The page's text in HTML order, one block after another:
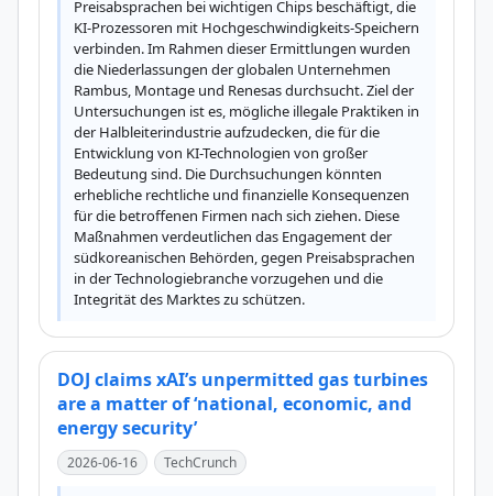
Preisabsprachen bei wichtigen Chips beschäftigt, die
KI-Prozessoren mit Hochgeschwindigkeits-Speichern
verbinden. Im Rahmen dieser Ermittlungen wurden
die Niederlassungen der globalen Unternehmen
Rambus, Montage und Renesas durchsucht. Ziel der
Untersuchungen ist es, mögliche illegale Praktiken in
der Halbleiterindustrie aufzudecken, die für die
Entwicklung von KI-Technologien von großer
Bedeutung sind. Die Durchsuchungen könnten
erhebliche rechtliche und finanzielle Konsequenzen
für die betroffenen Firmen nach sich ziehen. Diese
Maßnahmen verdeutlichen das Engagement der
südkoreanischen Behörden, gegen Preisabsprachen
in der Technologiebranche vorzugehen und die
Integrität des Marktes zu schützen.
DOJ claims xAI’s unpermitted gas turbines
are a matter of ‘national, economic, and
energy security’
2026-06-16 TechCrunch